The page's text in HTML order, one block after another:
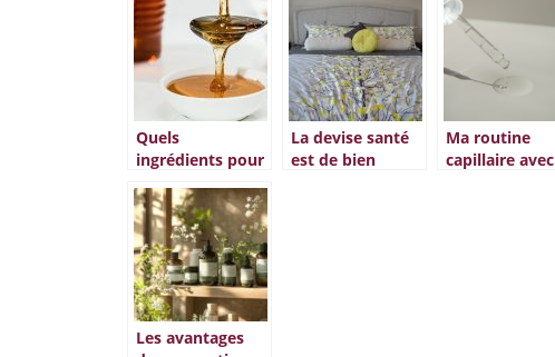
Quels
ingrédients pour
naturels ?
La devise santé
est de bien
Ma routine
capillaire avec
Les avantages